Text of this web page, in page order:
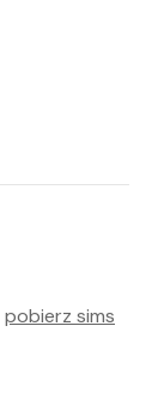
pobierz sims